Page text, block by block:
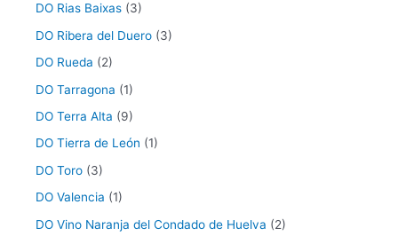
DO Rias Baixas (3)
DO Ribera del Duero (3)
DO Rueda (2)
DO Tarragona (1)
DO Terra Alta (9)
DO Tierra de León (1)
DO Toro (3)
DO Valencia (1)
DO Vino Naranja del Condado de Huelva (2)